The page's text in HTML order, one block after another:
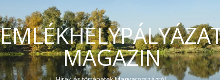
MAGAZIN